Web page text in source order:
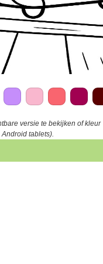
versie te bekijken of kleur
tablets).